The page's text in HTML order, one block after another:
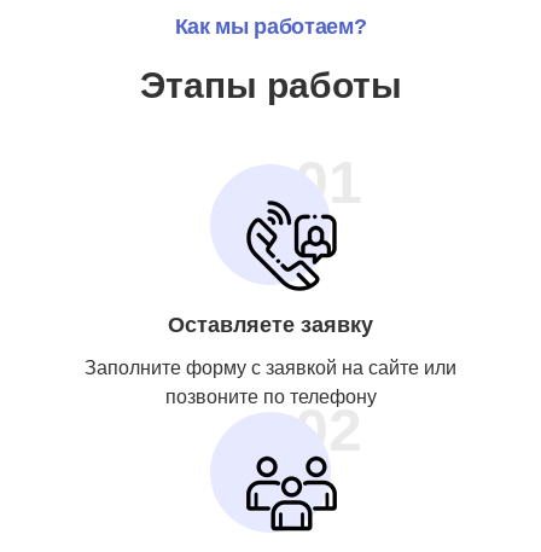
Как мы работаем?
Этапы работы
01
Оставляете заявку
Заполните форму с заявкой на сайте или
позвоните по телефону
02